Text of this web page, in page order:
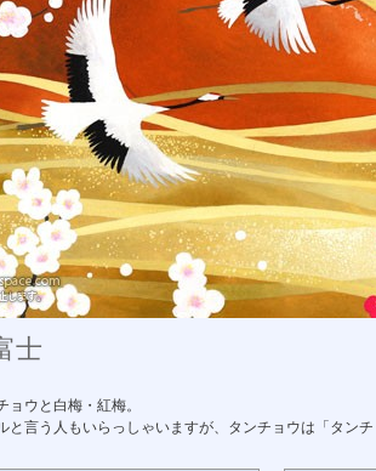
士
ョウと白梅・紅梅。
と言う人もいらっしゃいますが、タンチョウは「タン